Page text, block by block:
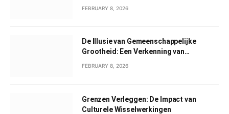
FEBRUARY 8, 2026
De Illusie van Gemeenschappelijke
Grootheid: Een Verkenning van
FEBRUARY 8, 2026
Grenzen Verleggen: De Impact van
Culturele Wisselwerkingen